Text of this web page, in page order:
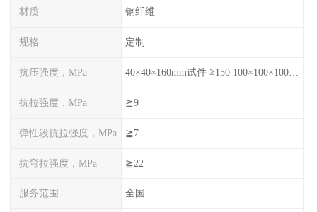
材质 钢纤维
规格 定制
抗压强度，MPa 40×40×160mm试件 ≧150 100×100×100mm试件≧120
抗拉强度，MPa ≧9
弹性段抗拉强度，MPa ≧7
抗弯拉强度，MPa ≧22
服务范围 全国